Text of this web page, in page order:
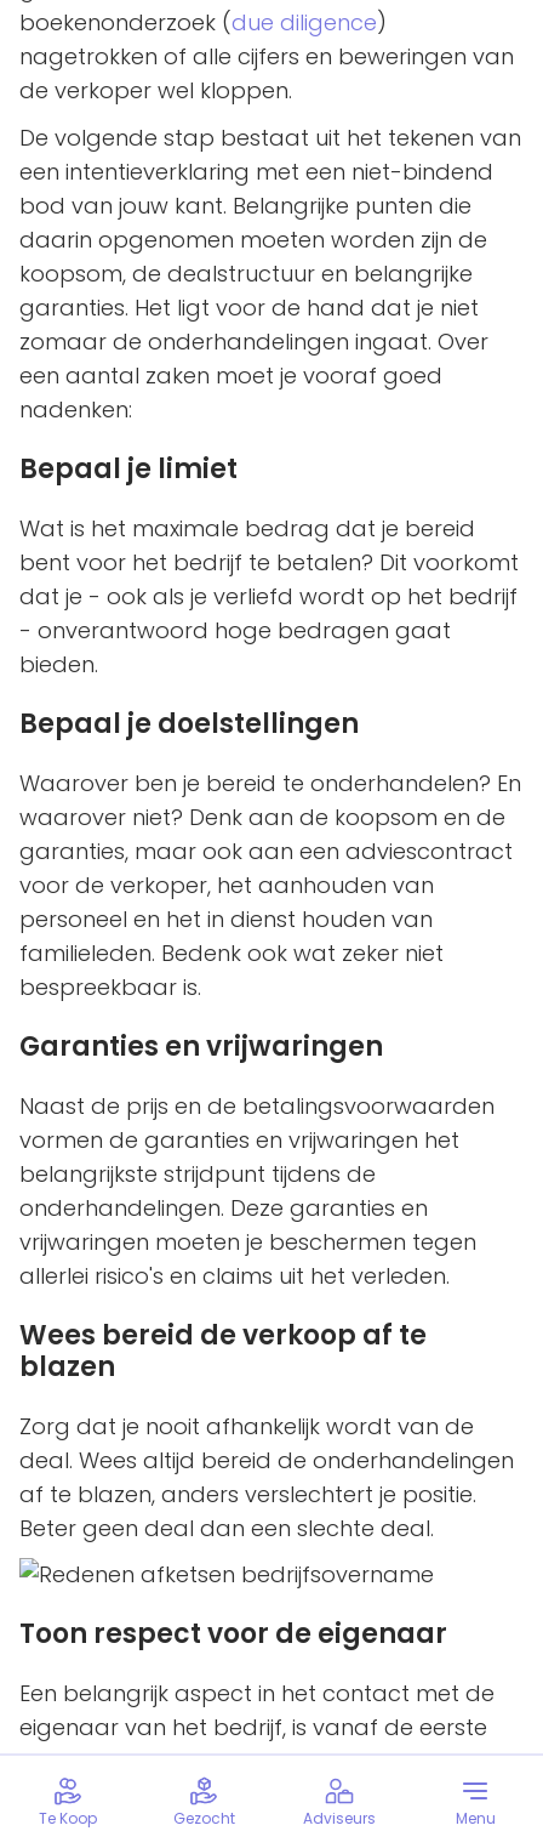
Te Koop Gezocht Adviseurs Menu
boekenonderzoek (due diligence)
nagetrokken of alle cijfers en beweringen van
de verkoper wel kloppen.
De volgende stap bestaat uit het tekenen van
een intentieverklaring met een niet-bindend
bod van jouw kant. Belangrijke punten die
daarin opgenomen moeten worden zijn de
koopsom, de dealstructuur en belangrijke
garanties. Het ligt voor de hand dat je niet
zomaar de onderhandelingen ingaat. Over
een aantal zaken moet je vooraf goed
nadenken:
Bepaal je limiet
Wat is het maximale bedrag dat je bereid
bent voor het bedrijf te betalen? Dit voorkomt
dat je - ook als je verliefd wordt op het bedrijf
- onverantwoord hoge bedragen gaat
bieden.
Bepaal je doelstellingen
Waarover ben je bereid te onderhandelen? En
waarover niet? Denk aan de koopsom en de
garanties, maar ook aan een adviescontract
voor de verkoper, het aanhouden van
personeel en het in dienst houden van
familieleden. Bedenk ook wat zeker niet
bespreekbaar is.
Garanties en vrijwaringen
Naast de prijs en de betalingsvoorwaarden
vormen de garanties en vrijwaringen het
belangrijkste strijdpunt tijdens de
onderhandelingen. Deze garanties en
vrijwaringen moeten je beschermen tegen
allerlei risico's en claims uit het verleden.
Wees bereid de verkoop af te
blazen
Zorg dat je nooit afhankelijk wordt van de
deal. Wees altijd bereid de onderhandelingen
af te blazen, anders verslechtert je positie.
Beter geen deal dan een slechte deal.
Toon respect voor de eigenaar
Een belangrijk aspect in het contact met de
eigenaar van het bedrijf, is vanaf de eerste
ontmoeting aan een goede relatie werken.
Toon respect en win zijn vertrouwen, want hij
moet het jou uiteindelijk wel gunnen. Loop